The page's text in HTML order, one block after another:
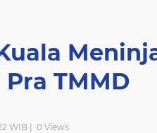
TMMD
WIB | 0 Views